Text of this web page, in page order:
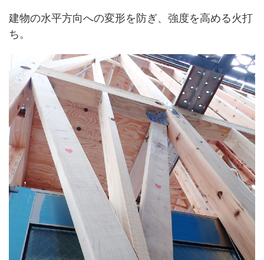
建物の水平方向への変形を防ぎ、強度を高める火打
ち。